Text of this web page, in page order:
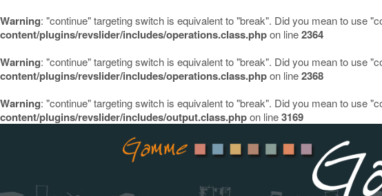
Warning: "continue" targeting switch is equivalent to "break". Did you mean to use
content/plugins/revslider/includes/operations.class.phpon line2364
Warning: "continue" targeting switch is equivalent to "break". Did you mean to use
content/plugins/revslider/includes/operations.class.phpon line2368
Warning: "continue" targeting switch is equivalent to "break". Did you mean to use
content/plugins/revslider/includes/output.class.phpon line3169